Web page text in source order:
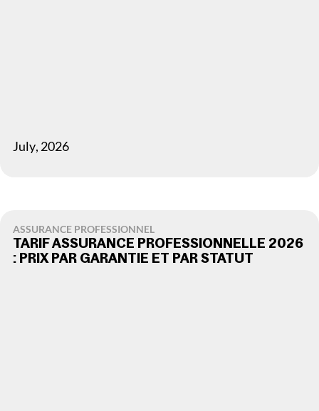
July, 2026
ASSURANCE PROFESSIONNEL
TARIF ASSURANCE PROFESSIONNELLE 2026
: PRIX PAR GARANTIE ET PAR STATUT